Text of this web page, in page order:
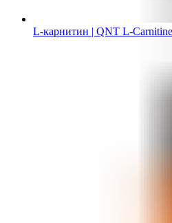
L-карнитин | QNT L-